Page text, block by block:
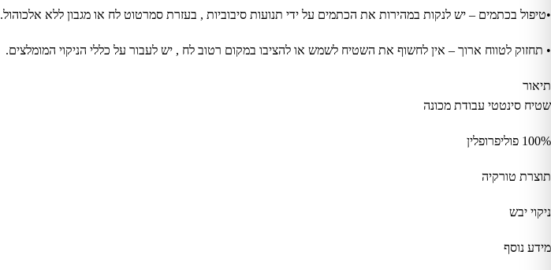
•טיפול בכתמים – יש לנקות במהירות את הכתמים על ידי תנועות סיבוביות , בעזרת סמרטוט לח או מגבון ללא אלכוהול.
• תחזוק לטווח ארוך – אין לחשוף את השטיח לשמש או להציבו במקום רטוב לח , יש לעבור על כללי הניקוי המומלצים.
תיאור
שטיח סינטטי עבודת מכונה
100% פוליפרופלין
תוצרת טורקיה
ניקוי יבש
מידע נוסף